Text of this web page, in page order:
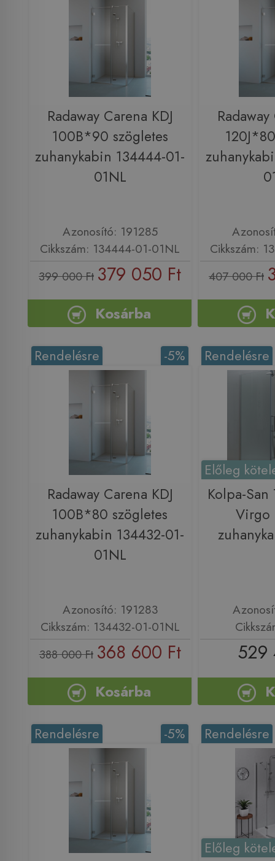
Radaway Carena KDJ
100B*90 szögletes
zuhanykabin 134444-01-
01NL
Azonosító: 191285
Cikkszám: 134444-01-01NL
399 000 Ft 379 050 Ft
Kosárba
Cikkszám:
407 000 Ft
-5%
Rendelésre
Radaway Carena KDJ
100B*80 szögletes
zuhanykabin 134432-01-
01NL
Azonosító: 191283
Cikkszám: 134432-01-01NL
388 000 Ft 368 600 Ft
Kosárba
Rendelésre
Előleg
Kolpa-
Virgo
529
-5%
Rendelésre Rendelésre
Előleg